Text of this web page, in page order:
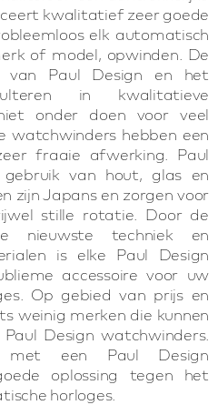
kwalitatief zeer goede
elk automatisch
of model, opwinden. De
van Paul Design en het
in kwalitatieve
onder doen voor veel
watchwinders hebben een
fraaie afwerking. Paul
van hout, glas en
zijn Japans en zorgen voor
stille rotatie. Door de
nieuwste techniek en
is elke Paul Design
accessoire voor uw
Op gebied van prijs en
weinig merken die kunnen
Design watchwinders.
een Paul Design
oplossing tegen het
horloges.